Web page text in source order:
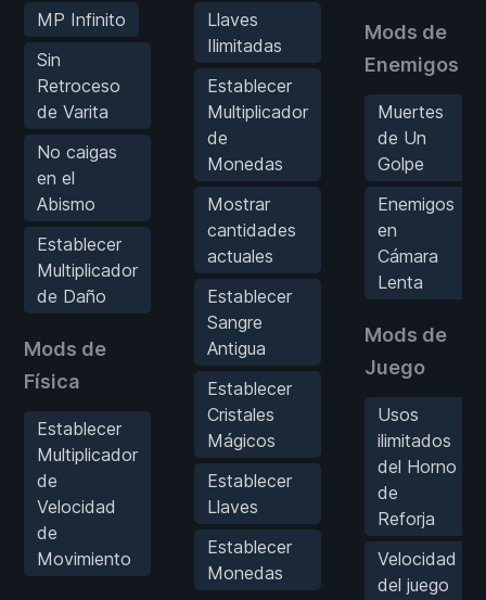
MP Infinito
Sin
Retroceso
de Varita
No caigas
en el
Abismo
Establecer
Multiplicador
de Daño
Mods de
Física
Establecer
Multiplicador
de
Velocidad
de
Movimiento
Llaves
Ilimitadas
Establecer
Multiplicador
de
Monedas
Mostrar
cantidades
actuales
Establecer
Sangre
Antigua
Establecer
Cristales
Mágicos
Establecer
Llaves
Establecer
Monedas
Mods de
Enemigos
Muertes
de Un
Golpe
Enemigos
en
Cámara
Lenta
Mods de
Juego
Usos
ilimitados
del Horno
de
Reforja
Velocidad
del juego